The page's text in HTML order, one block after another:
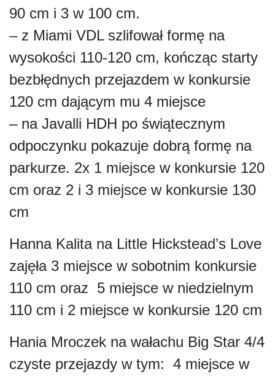
90 cm i 3 w 100 cm.
– z Miami VDL szlifował formę na
wysokości 110-120 cm, kończąc starty
bezbłędnych przejazdem w konkursie
120 cm dającym mu 4 miejsce
– na Javalli HDH po świątecznym
odpoczynku pokazuje dobrą formę na
parkurze. 2x 1 miejsce w konkursie 120
cm oraz 2 i 3 miejsce w konkursie 130
cm
Hanna Kalita na Little Hickstead’s Love
zajęła 3 miejsce w sobotnim konkursie
110 cm oraz 5 miejsce w niedzielnym
110 cm i 2 miejsce w konkursie 120 cm
Hania Mroczek na wałachu Big Star 4/4
czyste przejazdy w tym: 4 miejsce w